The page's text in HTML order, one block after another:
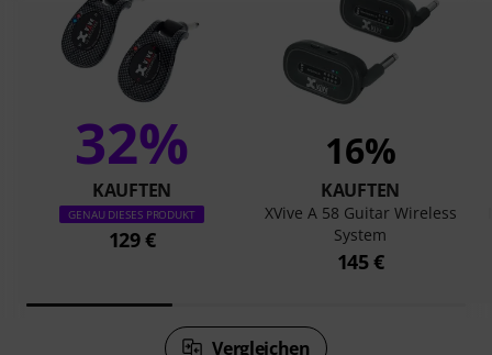
32%
KAUFTEN
GENAU DIESES PRODUKT
129 €
16%
KAUFTEN
XVive A 58 Guitar Wireless
System
145 €
Vergleichen